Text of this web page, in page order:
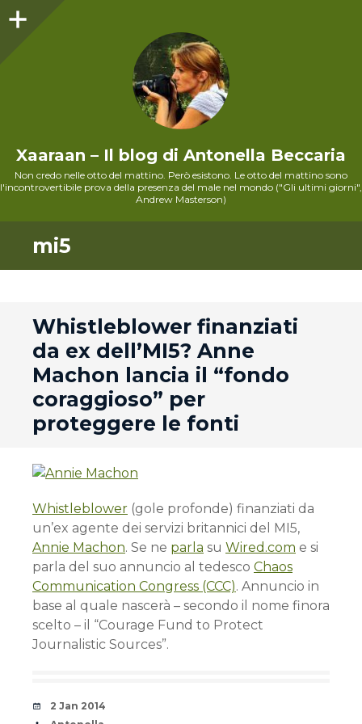
Xaaraan – Il blog di Antonella Beccaria
Non credo nelle otto del mattino. Però esistono. Le otto del mattino sono
l'incontrovertibile prova della presenza del male nel mondo ("Gli ultimi giorni",
Andrew Masterson)
mi5
Whistleblower finanziati
da ex dell’MI5? Anne
Machon lancia il “fondo
coraggioso” per
proteggere le fonti
Whistleblower (gole profonde) finanziati da
un’ex agente dei servizi britannici del MI5,
Annie Machon. Se ne parla su Wired.com e si
parla del suo annuncio al tedesco Chaos
Communication Congress (CCC). Annuncio in
base al quale nascerà – secondo il nome finora
scelto – il “Courage Fund to Protect
Journalistic Sources”.
Date
2 Jan 2014